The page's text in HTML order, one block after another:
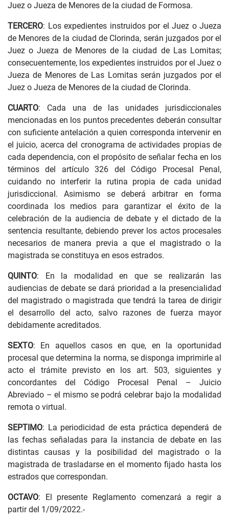
Juez o Jueza de Menores de la ciudad de Formosa.
TERCERO: Los expedientes instruidos por el Juez o Jueza
de Menores de la ciudad de Clorinda, serán juzgados por el
Juez o Jueza de Menores de la ciudad de Las Lomitas;
consecuentemente, los expedientes instruidos por el Juez o
Jueza de Menores de Las Lomitas serán juzgados por el
Juez o Jueza de Menores de la ciudad de Clorinda.
CUARTO: Cada una de las unidades jurisdiccionales
mencionadas en los puntos precedentes deberán consultar
con suficiente antelación a quien corresponda intervenir en
el juicio, acerca del cronograma de actividades propias de
cada dependencia, con el propósito de señalar fecha en los
términos del artículo 326 del Código Procesal Penal,
cuidando no interferir la rutina propia de cada unidad
jurisdiccional. Asimismo se deberá arbitrar en forma
coordinada los medios para garantizar el éxito de la
celebración de la audiencia de debate y el dictado de la
sentencia resultante, debiendo prever los actos procesales
necesarios de manera previa a que el magistrado o la
magistrada se constituya en esos estrados.
QUINTO: En la modalidad en que se realizarán las
audiencias de debate se dará prioridad a la presencialidad
del magistrado o magistrada que tendrá la tarea de dirigir
el desarrollo del acto, salvo razones de fuerza mayor
debidamente acreditados.
SEXTO: En aquellos casos en que, en la oportunidad
procesal que determina la norma, se disponga imprimirle al
acto el trámite previsto en los art. 503, siguientes y
concordantes del Código Procesal Penal – Juicio
Abreviado – el mismo se podrá celebrar bajo la modalidad
remota o virtual.
SEPTIMO: La periodicidad de esta práctica dependerá de
las fechas señaladas para la instancia de debate en las
distintas causas y la posibilidad del magistrado o la
magistrada de trasladarse en el momento fijado hasta los
estrados que correspondan.
OCTAVO: El presente Reglamento comenzará a regir a
partir del 1/09/2022.-